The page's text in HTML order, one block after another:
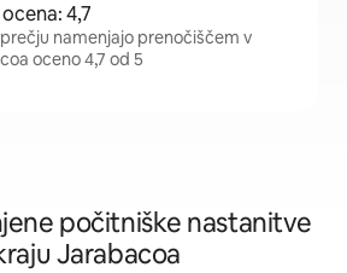
4,7
namenjajo prenočiščem v
oceno 4,7 od 5
počitniške nastanitve
Jarabacoa